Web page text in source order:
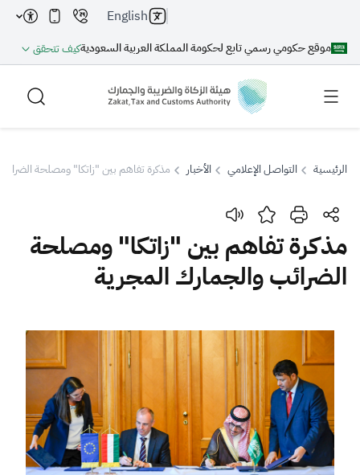
موقع حكومي رسمي تابع لحكومة المملكة العربية السعوديةكيف تتحقق
English
بحث
بحث بحث AI
اقتراحات
الزكاة الجمارك
ضريبة القيمة المضافة
الإقرار الضريبي
التصرفات العقارية
الرئيسية التواصل الإعلامي الأخبار مذكرة تفاهم بين "زاتكا" ومصلحة
مذكرة تفاهم بين "زاتكا" ومصلحة
الضرائب والجمارك المجرية